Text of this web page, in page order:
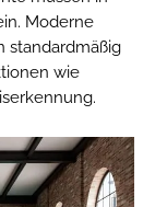
Moderne
standardmäßig
wie